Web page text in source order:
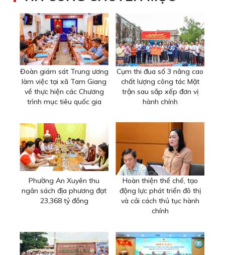
Đoàn giám sát Trung ương
làm việc tại xã Tam Giang
về thực hiện các Chương
trình mục tiêu quốc gia
Cụm thi đua số 3 nâng cao
chất lượng công tác Mặt
trận sau sắp xếp đơn vị
hành chính
Phường An Xuyên thu
ngân sách địa phương đạt
23,368 tỷ đồng
Hoàn thiện thể chế, tạo
động lực phát triển đô thị
và cải cách thủ tục hành
chính